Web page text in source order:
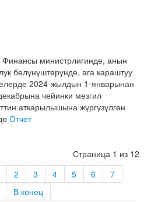
министрлигинде, анын
бөлүнүштөрүндө, ага караштуу
2024-жылдын 1-январынан
чейинки мезгил
аткарылышына жүргүзүлгөн
Отчет
Страница 1 из 12
2 3 4 5 6
7
В конец